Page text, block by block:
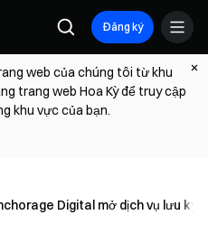
Đăng ký
web của chúng tôi từ khu
trang web Hoa Kỳ để truy cập
khu vực của bạn.
Digital mở dịch vụ lưu ký